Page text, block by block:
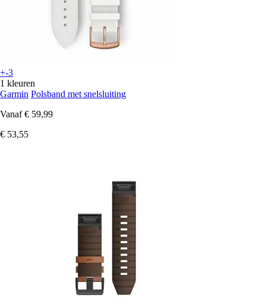
+-3
1 kleuren
Garmin Polsband met snelsluiting
Vanaf € 59,99
€ 53,55